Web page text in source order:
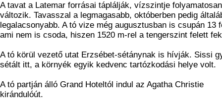
A tavat a Latemar forrásai táplálják, vízszintje folyamatosan
változik. Tavasszal a legmagasabb, októberben pedig
legalacsonyabb. A tó vize még augusztusban is csupán 13
ami nem is csoda, hiszen 1520 m-rel a tengerszint felett
A tó körül vezető utat Erzsébet-sétánynak is hívják. Sissi
sétált itt, a környék egyik kedvenc tartózkodási helye volt.
A tó partján álló Grand Hoteltól indul az Agatha Christie
kirándulóút.